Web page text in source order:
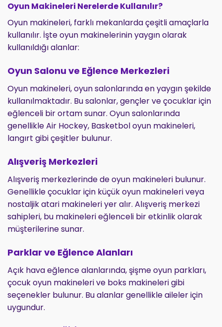
Oyun Makineleri Nerelerde Kullanılır?
Oyun makineleri, farklı mekanlarda çeşitli amaçlarla
kullanılır. İşte oyun makinelerinin yaygın olarak
kullanıldığı alanlar:
Oyun Salonu ve Eğlence Merkezleri
Oyun makineleri, oyun salonlarında en yaygın şekilde
kullanılmaktadır. Bu salonlar, gençler ve çocuklar için
eğlenceli bir ortam sunar. Oyun salonlarında
genellikle Air Hockey, Basketbol oyun makineleri,
langırt gibi çeşitler bulunur.
Alışveriş Merkezleri
Alışveriş merkezlerinde de oyun makineleri bulunur.
Genellikle çocuklar için küçük oyun makineleri veya
nostaljik atari makineleri yer alır. Alışveriş merkezi
sahipleri, bu makineleri eğlenceli bir etkinlik olarak
müşterilerine sunar.
Parklar ve Eğlence Alanları
Açık hava eğlence alanlarında, şişme oyun parkları,
çocuk oyun makineleri ve boks makineleri gibi
seçenekler bulunur. Bu alanlar genellikle aileler için
uygundur.